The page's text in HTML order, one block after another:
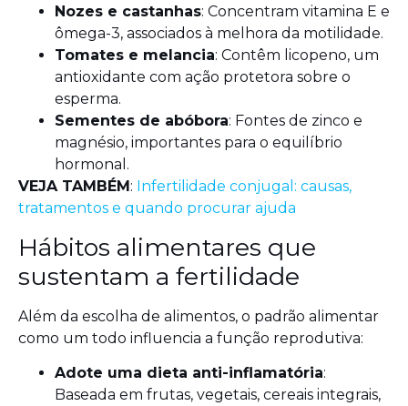
Nozes e castanhas: Concentram vitamina E e
ômega-3, associados à melhora da motilidade.
Tomates e melancia: Contêm licopeno, um
antioxidante com ação protetora sobre o
esperma.
Sementes de abóbora: Fontes de zinco e
magnésio, importantes para o equilíbrio
hormonal.
VEJA TAMBÉM : Infertilidade conjugal: causas,
tratamentos e quando procurar ajuda
Hábitos alimentares que
sustentam a fertilidade
Além da escolha de alimentos, o padrão alimentar
como um todo influencia a função reprodutiva:
Adote uma dieta anti-inflamatória:
Baseada em frutas, vegetais, cereais integrais,